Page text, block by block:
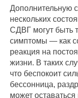
Дополнительную
нескольких
СДВГ могут быть
симптомы — как
реакция на
жизни. В таких
что беспокоит
бессонница,
может оставаться